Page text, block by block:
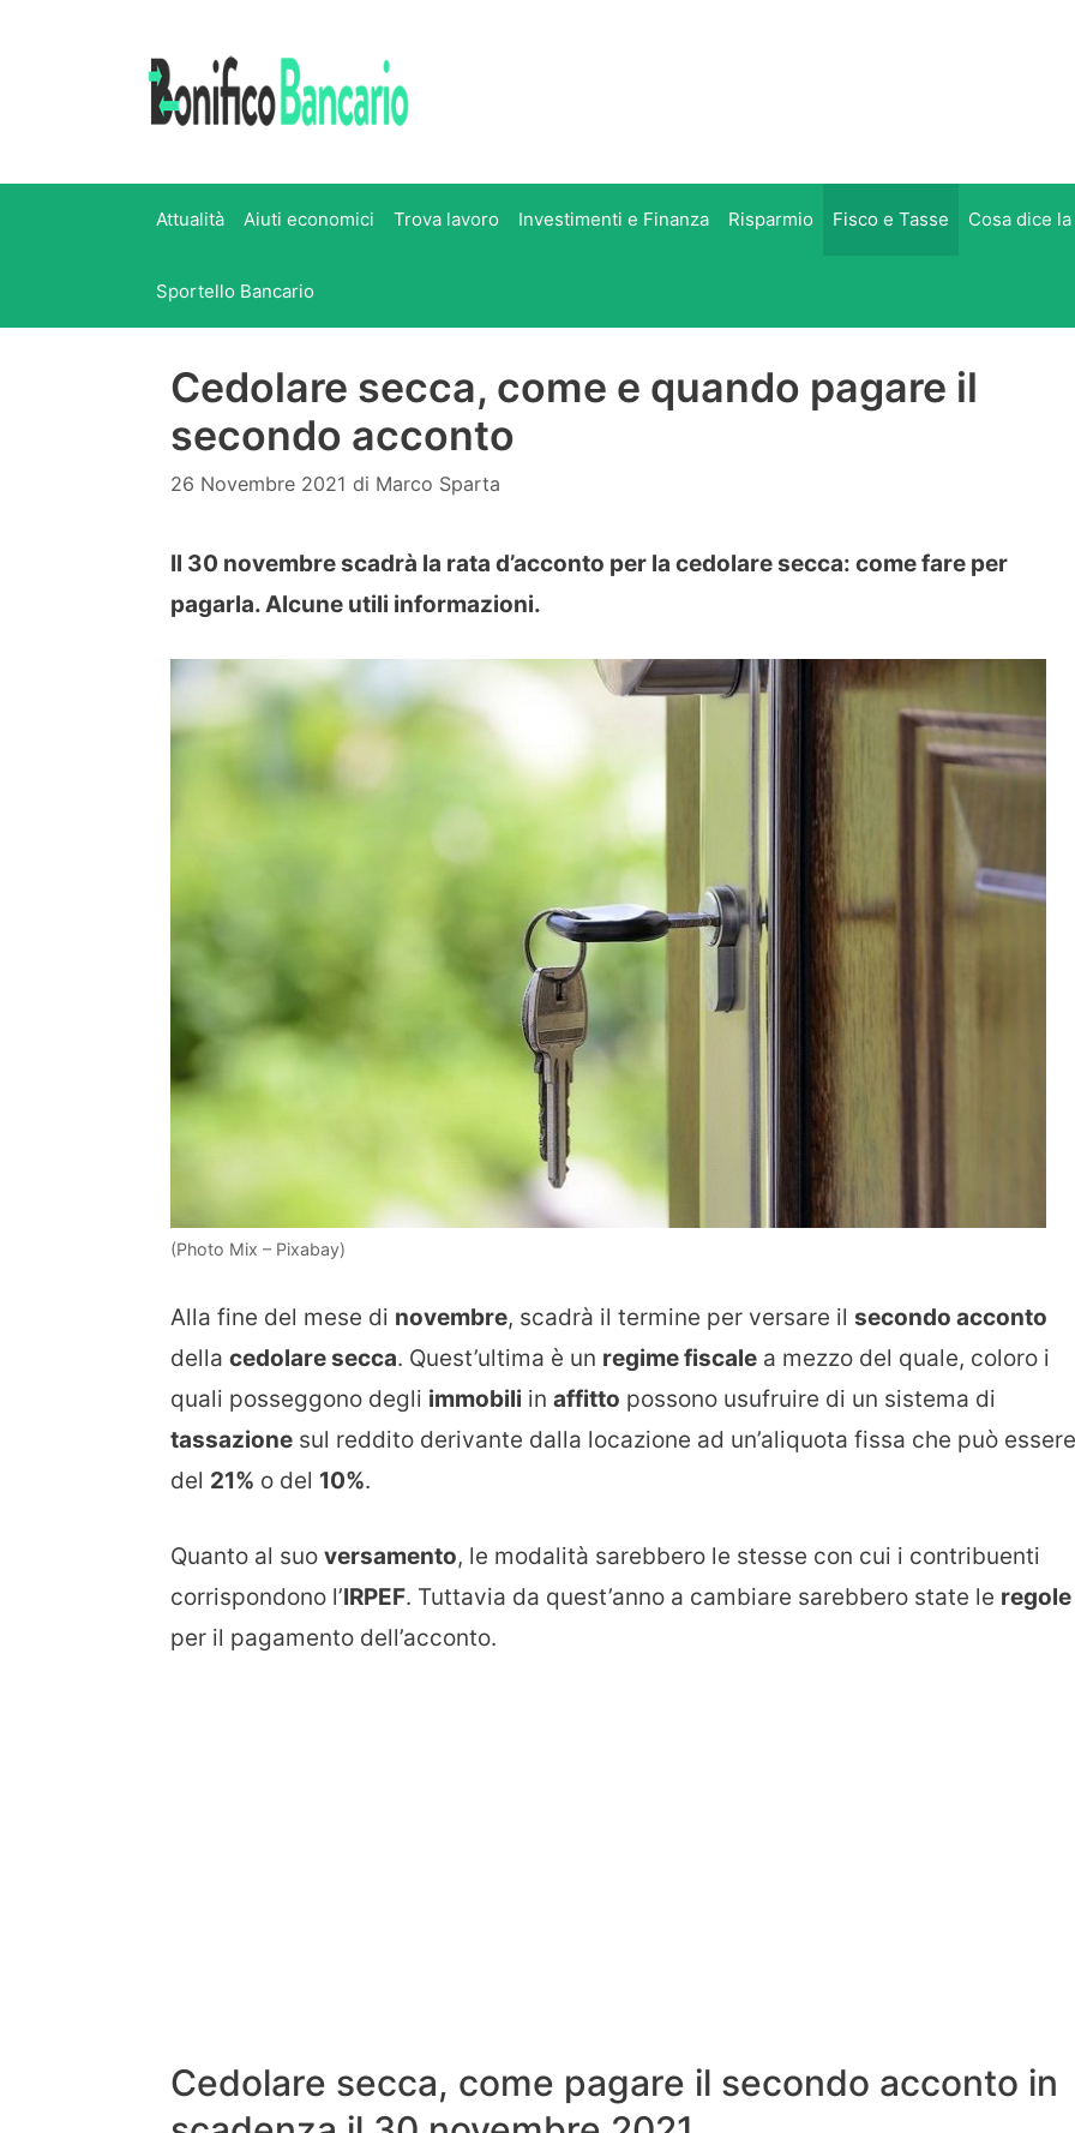
Attualità Aiuti economici Trova lavoro Investimenti e Finanza Risparmio Fisco e Tasse Cosa dice
Sportello Bancario
Cedolare secca, come e quando pagare il
secondo acconto
26 Novembre 2021 di Marco Sparta
Il 30 novembre scadrà la rata d’acconto per la cedolare secca: come fare per
pagarla. Alcune utili informazioni.
(Photo Mix – Pixabay)
Alla fine del mese di novembre, scadrà il termine per versare il secondo acconto
della cedolare secca. Quest’ultima è un regime fiscale a mezzo del quale, coloro i
quali posseggono degli immobili in affitto possono usufruire di un sistema di
tassazione sul reddito derivante dalla locazione ad un’aliquota fissa che può essere
del 21% o del 10%.
Quanto al suo versamento, le modalità sarebbero le stesse con cui i contribuenti
corrispondono l’IRPEF. Tuttavia da quest’anno a cambiare sarebbero state le regole
per il pagamento dell’acconto.
Cedolare secca, come pagare il secondo acconto in